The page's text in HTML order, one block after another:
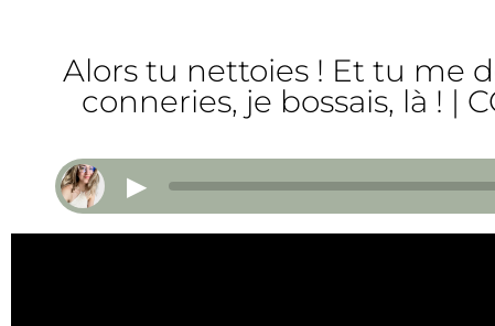
Alors tu nettoies ! Et tu me
conneries, je bossais, là ! |
▶